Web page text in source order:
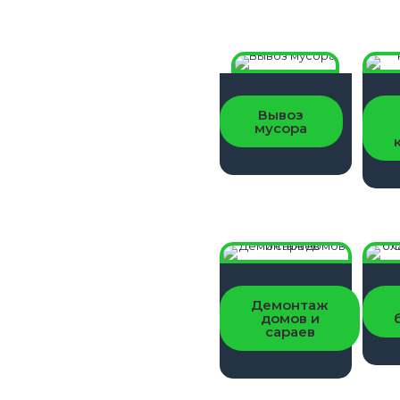
ОСТАВИТЬ
ЗАЯВКУ
Вывоз
мусора
ОСТАВИТЬ
ЗАЯВКУ
Демонтаж
домов и
сараев